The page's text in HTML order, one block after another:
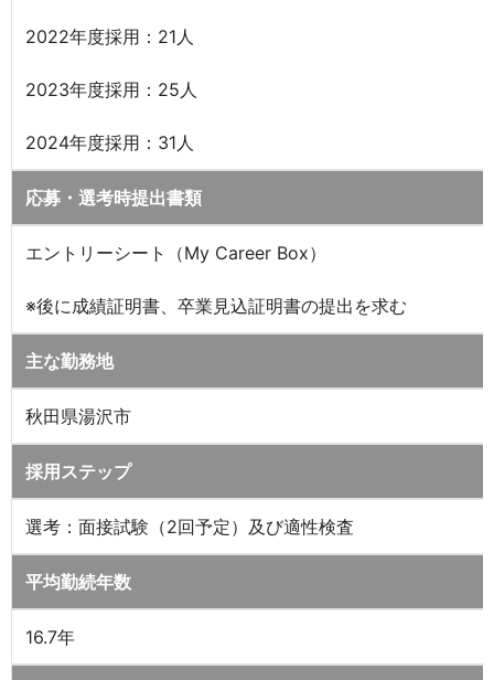
2022年度採用：21人
2023年度採用：25人
2024年度採用：31人
応募・選考時提出書類
エントリーシート（My Career Box）
※後に成績証明書、卒業見込証明書の提出を求む
主な勤務地
秋田県湯沢市
採用ステップ
選考：面接試験（2回予定）及び適性検査
平均勤続年数
16.7年